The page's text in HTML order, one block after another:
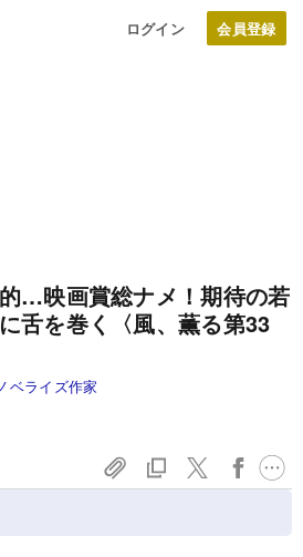
ログイン
…映画賞総ナメ！期待の若
舌を巻く〈風、薫る第33
ベライズ作家